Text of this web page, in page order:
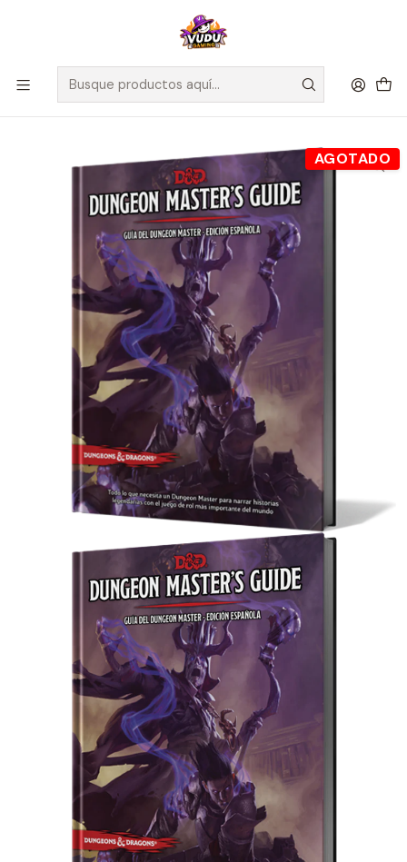
🚀 ¡Despachamos a todo Chile! Envío GRATIS a Regiones sobre
$100.000 y a RM sobre $35.000
Inicio Juegos de Rol
Dungeons & Dragons: Guía del Dungeon Master Edición
Española - Español
AGOTADO